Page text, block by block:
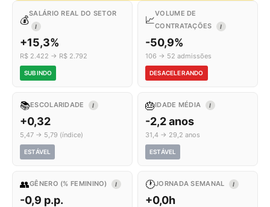
💰
SALÁRIO REAL DO SETOR
I
+15,3%
R$ 2.422 → R$ 2.792
SUBINDO
📈
VOLUME DE
CONTRATAÇÕES
I
-50,9%
106 → 52 admissões
DESACELERANDO
📚ESCOLARIDADE I
+0,32
5,47 → 5,79 (índice)
ESTÁVEL
🎂IDADE MÉDIA I
-2,2 anos
31,4 → 29,2 anos
ESTÁVEL
👥GÊNERO (% FEMININO) I
-0,9 p.p.
🕐JORNADA SEMANAL I
+0,0h